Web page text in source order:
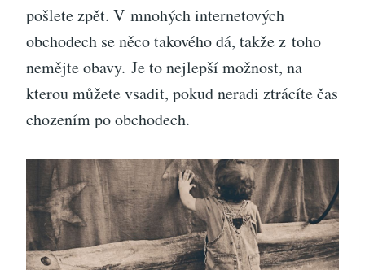
pošlete zpět. V mnohých internetových
obchodech se něco takového dá, takže z toho
nemějte obavy. Je to nejlepší možnost, na
kterou můžete vsadit, pokud neradi ztrácíte čas
chozením po obchodech.